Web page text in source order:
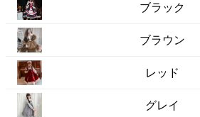
ブラック
ブラウン
レッド
グレイ